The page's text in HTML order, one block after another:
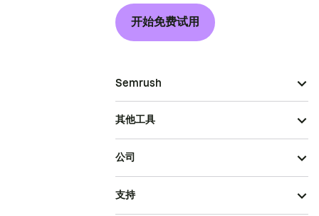
开始免费试用
Semrush
其他工具
公司
支持